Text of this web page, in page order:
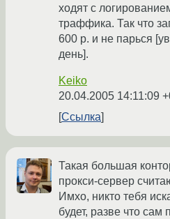
ходят с
траффика. Так что
600 р. и не парься
день].
Keiko
20.04.2005 14:11:09
Ссылка
Такая большая
прокси-сервер
Имхо, никто тебя
будет, разве что